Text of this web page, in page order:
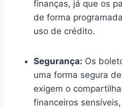
finanças, já que os
de forma
uso de crédito.
Segurança: Os
uma forma segura
exigem o
financeiros